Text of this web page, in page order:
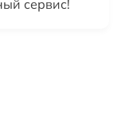
сервис!